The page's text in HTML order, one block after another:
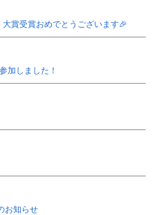
賞受賞おめでとうございます🎉
加しました！
お知らせ